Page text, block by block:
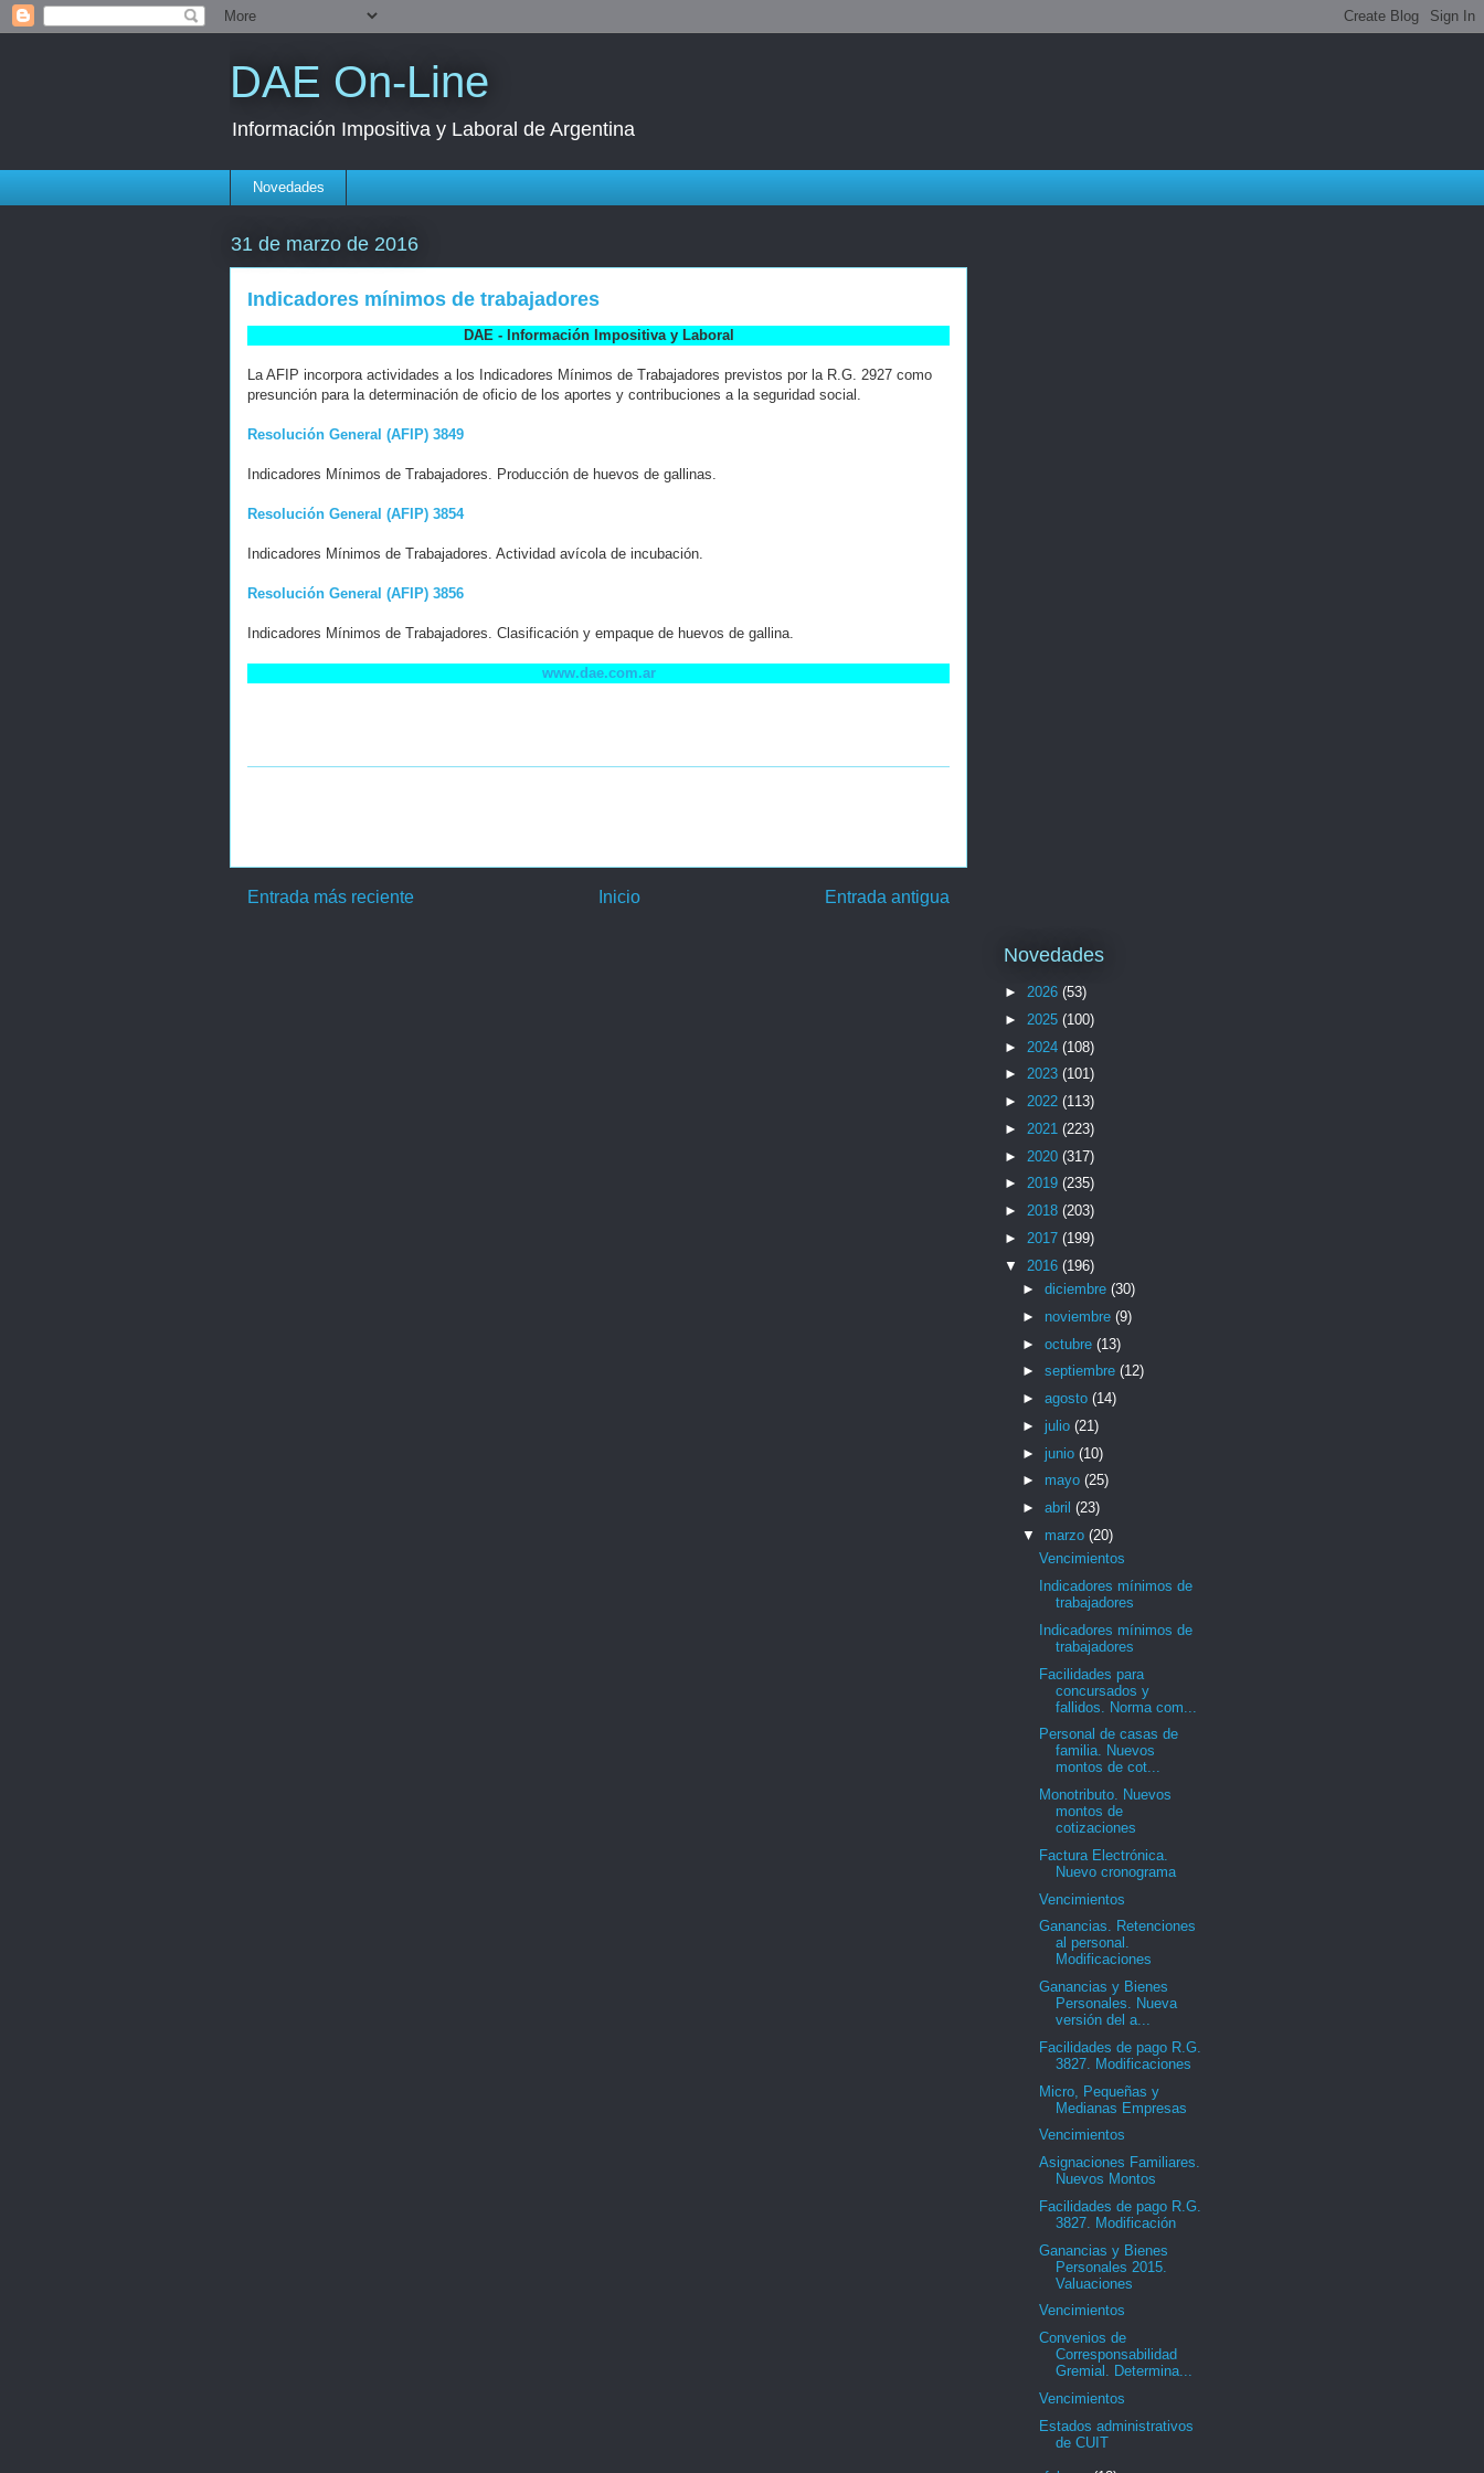
DAE On-Line
Información Impositiva y Laboral de Argentina
Novedades
31 de marzo de 2016
Indicadores mínimos de trabajadores
DAE - Información Impositiva y Laboral
La AFIP incorpora actividades a los Indicadores Mínimos de Trabajadores previstos por la R.G. 2927 como
presunción para la determinación de oficio de los aportes y contribuciones a la seguridad social.
Resolución General (AFIP) 3849
Indicadores Mínimos de Trabajadores. Producción de huevos de gallinas.
Resolución General (AFIP) 3854
Indicadores Mínimos de Trabajadores. Actividad avícola de incubación.
Resolución General (AFIP) 3856
Indicadores Mínimos de Trabajadores. Clasificación y empaque de huevos de gallina.
www.dae.com.ar
Entrada más reciente Entrada antigua
Inicio
Novedades
► 2026 (53)
► 2025 (100)
► 2024 (108)
► 2023 (101)
► 2022 (113)
► 2021 (223)
► 2020 (317)
► 2019 (235)
► 2018 (203)
► 2017 (199)
▼ 2016 (196)
► diciembre (30)
► noviembre (9)
► octubre (13)
► septiembre (12)
► agosto (14)
► julio (21)
► junio (10)
► mayo (25)
► abril (23)
▼ marzo (20)
Vencimientos
Indicadores mínimos de
trabajadores
Indicadores mínimos de
trabajadores
Facilidades para
concursados y
fallidos. Norma com...
Personal de casas de
familia. Nuevos
montos de cot...
Monotributo. Nuevos
montos de
cotizaciones
Factura Electrónica.
Nuevo cronograma
Vencimientos
Ganancias. Retenciones
al personal.
Modificaciones
Ganancias y Bienes
Personales. Nueva
versión del a...
Facilidades de pago R.G.
3827. Modificaciones
Micro, Pequeñas y
Medianas Empresas
Vencimientos
Asignaciones Familiares.
Nuevos Montos
Facilidades de pago R.G.
3827. Modificación
Ganancias y Bienes
Personales 2015.
Valuaciones
Vencimientos
Convenios de
Corresponsabilidad
Gremial. Determina...
Vencimientos
Estados administrativos
de CUIT